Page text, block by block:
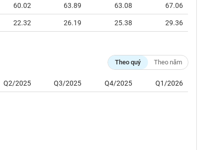
60.02 63.89 63.08 67.06
22.32 26.19 25.38 29.36
Theo quý Theo năm
Q2/2025 Q3/2025 Q4/2025 Q1/2026